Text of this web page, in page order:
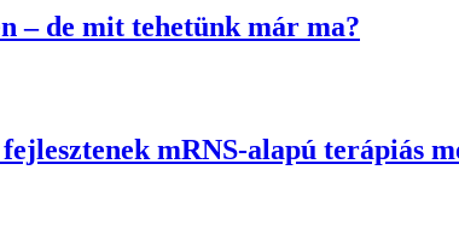
– de mit tehetünk már ma?
mRNS-alapú terápiás